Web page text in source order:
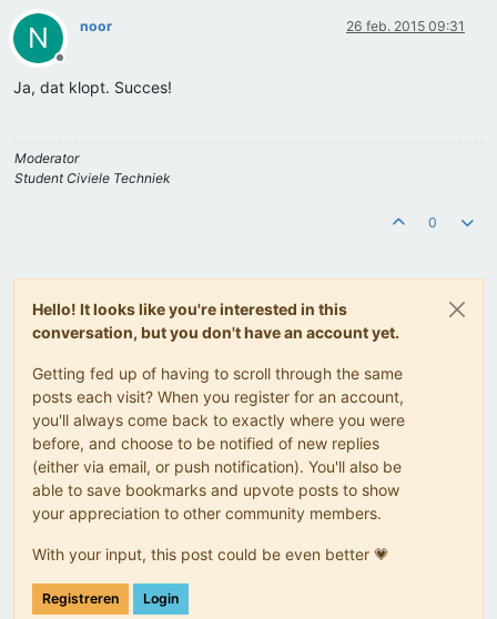
N
Offline
noor 26 feb. 2015 09:31
Ja, dat klopt. Succes!
Moderator
Student Civiele Techniek
0
Hello! It looks like you're interested in this
conversation, but you don't have an account yet.
Getting fed up of having to scroll through the same
posts each visit? When you register for an account,
you'll always come back to exactly where you were
before, and choose to be notified of new replies
(either via email, or push notification). You'll also be
able to save bookmarks and upvote posts to show
your appreciation to other community members.
With your input, this post could be even better 💗
Registreren Login